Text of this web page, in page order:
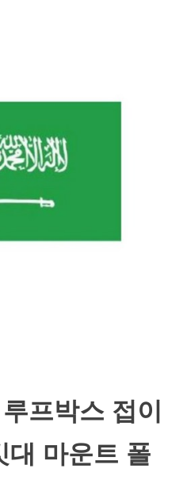
프박스 접이
대 마운트 폴